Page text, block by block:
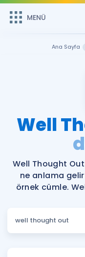
MENÜ
Remzi Hoca ile seni
MENÜ
Katılımcı
Faydalı Araçlar
Ücretsiz
Puan
Blog
Ana Sayfa
Well
Well Thought
ne anlama
örnek cümle.